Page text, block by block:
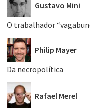
Gustavo Mini
O trabalhador
Philip Mayer
Da necropolítica
Rafael Merel